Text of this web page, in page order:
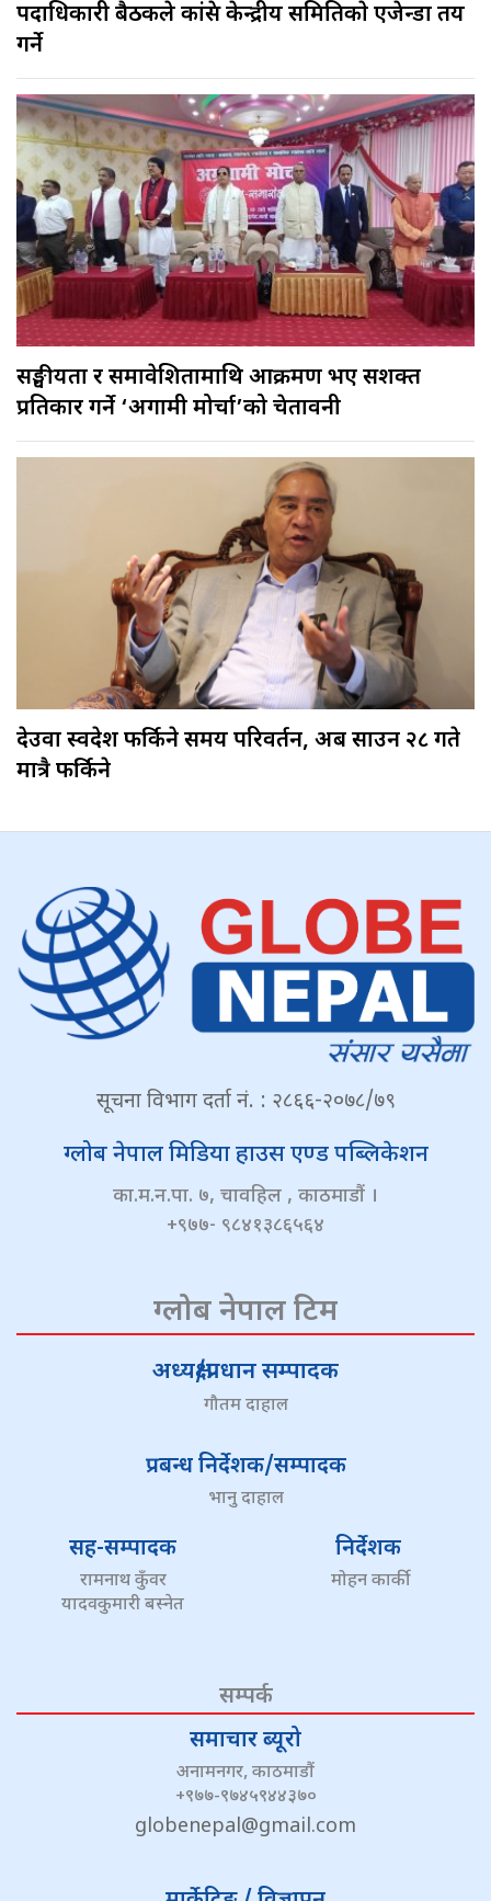
पदाधिकारी बैठकले कांग्रेस केन्द्रीय समितिकाे एजेन्डा तय
गर्ने
सङ्घीयता र समावेशितामाथि आक्रमण भए सशक्त
प्रतिकार गर्ने ‘अग्रगामी मोर्चा’को चेतावनी
देउवा स्वदेश फर्किने समय परिवर्तन, अब साउन २८ गते
मात्रै फर्किने
सूचना विभाग दर्ता नं. : २८६६-२०७८/७९
ग्लोब नेपाल मिडिया हाउस एण्ड पब्लिकेशन
का.म.न.पा. ७, चावहिल , काठमाडौं ।
+९७७- ९८४१३८६५६४
ग्लोब नेपाल टिम
अध्यक्ष/प्रधान सम्पादक
गौतम दाहाल
प्रबन्ध निर्देशक/सम्पादक
भानु दाहाल
सह-सम्पादक
रामनाथ कुँवर
यादवकुमारी बस्नेत
निर्देशक
मोहन कार्की
सम्पर्क
समाचार ब्यूरो
अनामनगर, काठमाडौं
+९७७-९७४५९४४३७०
globenepal@gmail.com